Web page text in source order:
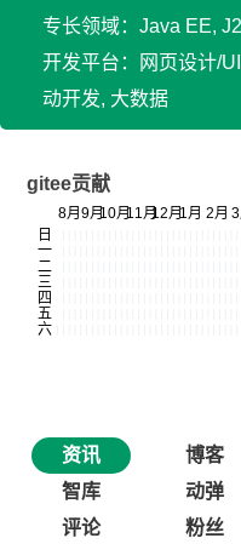
专长领域：Java EE,
开发平台：网页设计/
动开发, 大数据
gitee贡献
资讯 博客
智库
动弹
评论
粉丝